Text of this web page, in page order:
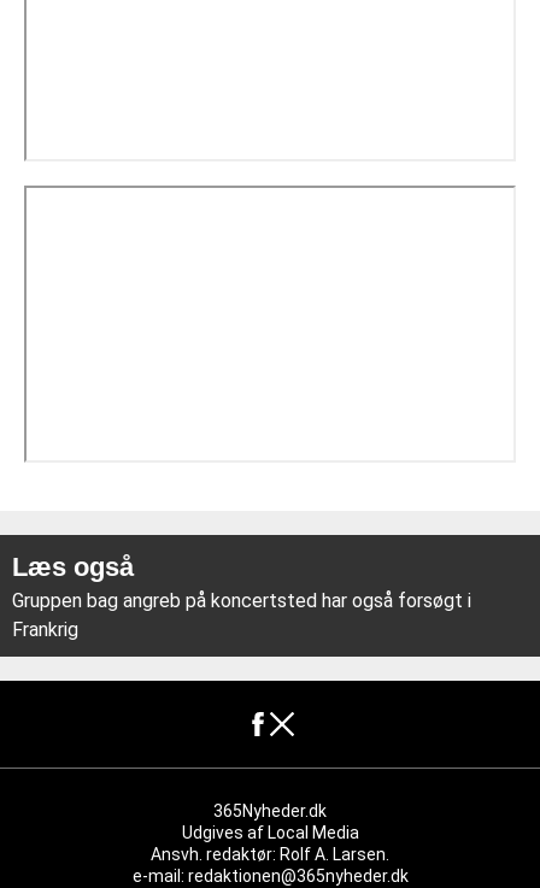
Læs også
Gruppen bag angreb på koncertsted har også forsøgt i
Frankrig
365Nyheder.dk
Udgives afLocal Media
Ansvh. redaktør: Rolf A. Larsen.
e-mail: redaktionen@365nyheder.dk